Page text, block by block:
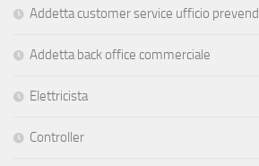
Addetta customer service ufficio
Addetta back office commerciale
Elettricista
Controller